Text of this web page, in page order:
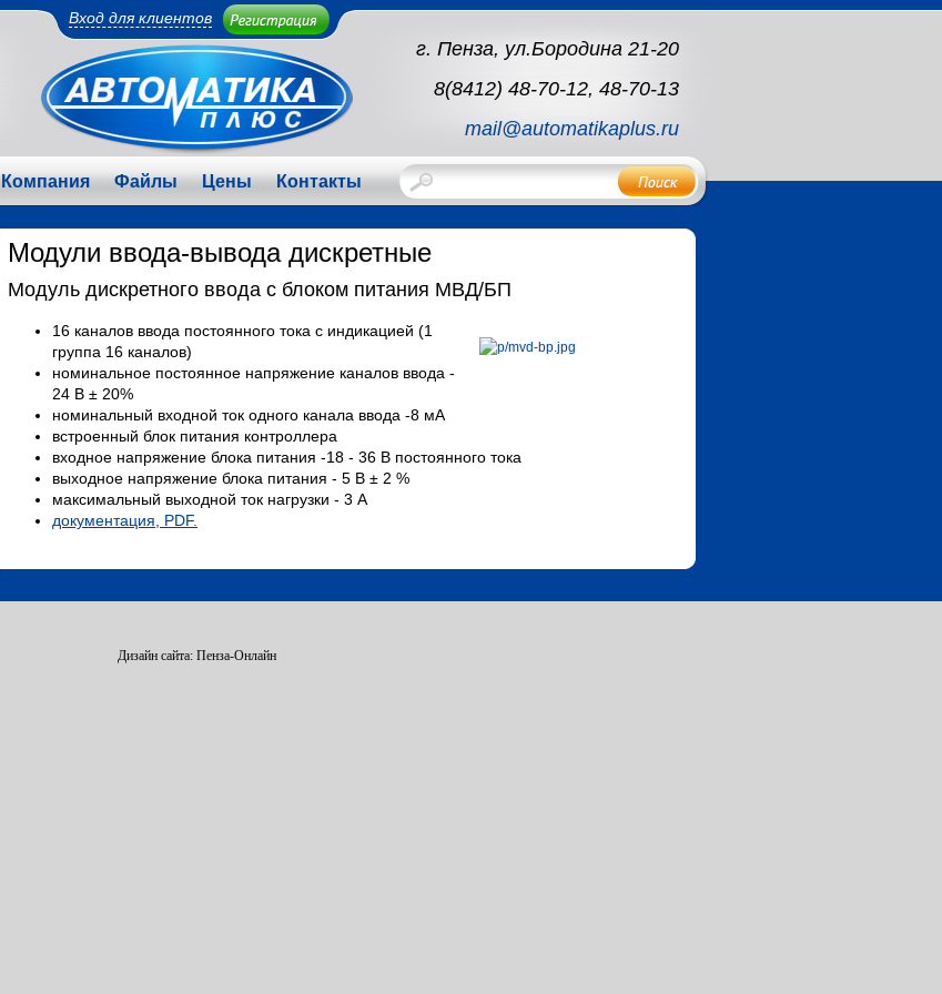
Вход для клиентов
г. Пенза, ул.Бородина 21-20
8(8412) 48-70-12, 48-70-13
mail@automatikaplus.ru
Компания Файлы Цены Контакты
Модули ввода-вывода дискретные
Модуль дискретного ввода с блоком питания МВД/БП
16 каналов ввода постоянного тока с индикацией (1
группа 16 каналов)
номинальное постоянное напряжение каналов ввода -
24 В ± 20%
номинальный входной ток одного канала ввода -8 мА
встроенный блок питания контроллера
входное напряжение блока питания -18 - 36 В постоянного тока
выходное напряжение блока питания - 5 В ± 2 %
максимальный выходной ток нагрузки - 3 А
документация, PDF.
Дизайн сайта: Пенза-Онлайн